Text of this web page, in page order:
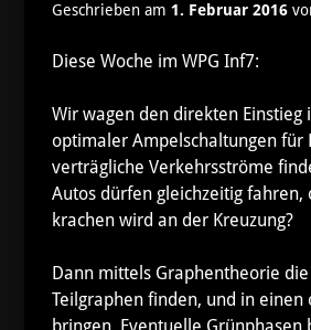
Geschrieben am 1. Februar 2016
Diese Woche im WPG Inf7:
Wir wagen den direkten Einstieg
optimaler Ampelschaltungen für
verträgliche Verkehrsströme
Autos dürfen gleichzeitig fahren,
krachen wird an der Kreuzung?
Dann mittels Graphentheorie
Teilgraphen finden, und in einen